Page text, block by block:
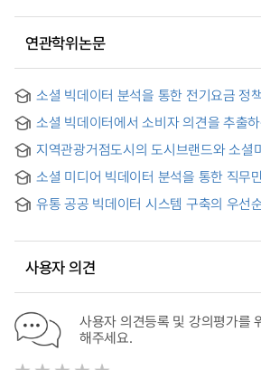
연관학위논문
소셜 빅데이터 분석을 통한 전기요금 정
소셜 빅데이터에서 소비자 의견을 추출
Sensing Automatic Classification
Opinions on Social Big Data
지역관광거점도시의 도시브랜드와 소셜
Hub Cities
소셜 미디어 빅데이터 분석을 통한 직무
유통 공공 빅데이터 시스템 구축의 우선
사용자 의견
사용자 의견등록 및 강의평가를
해주세요.